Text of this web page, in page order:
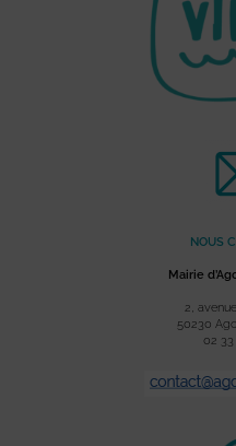
NOUS
Mairie
2,
50230
02